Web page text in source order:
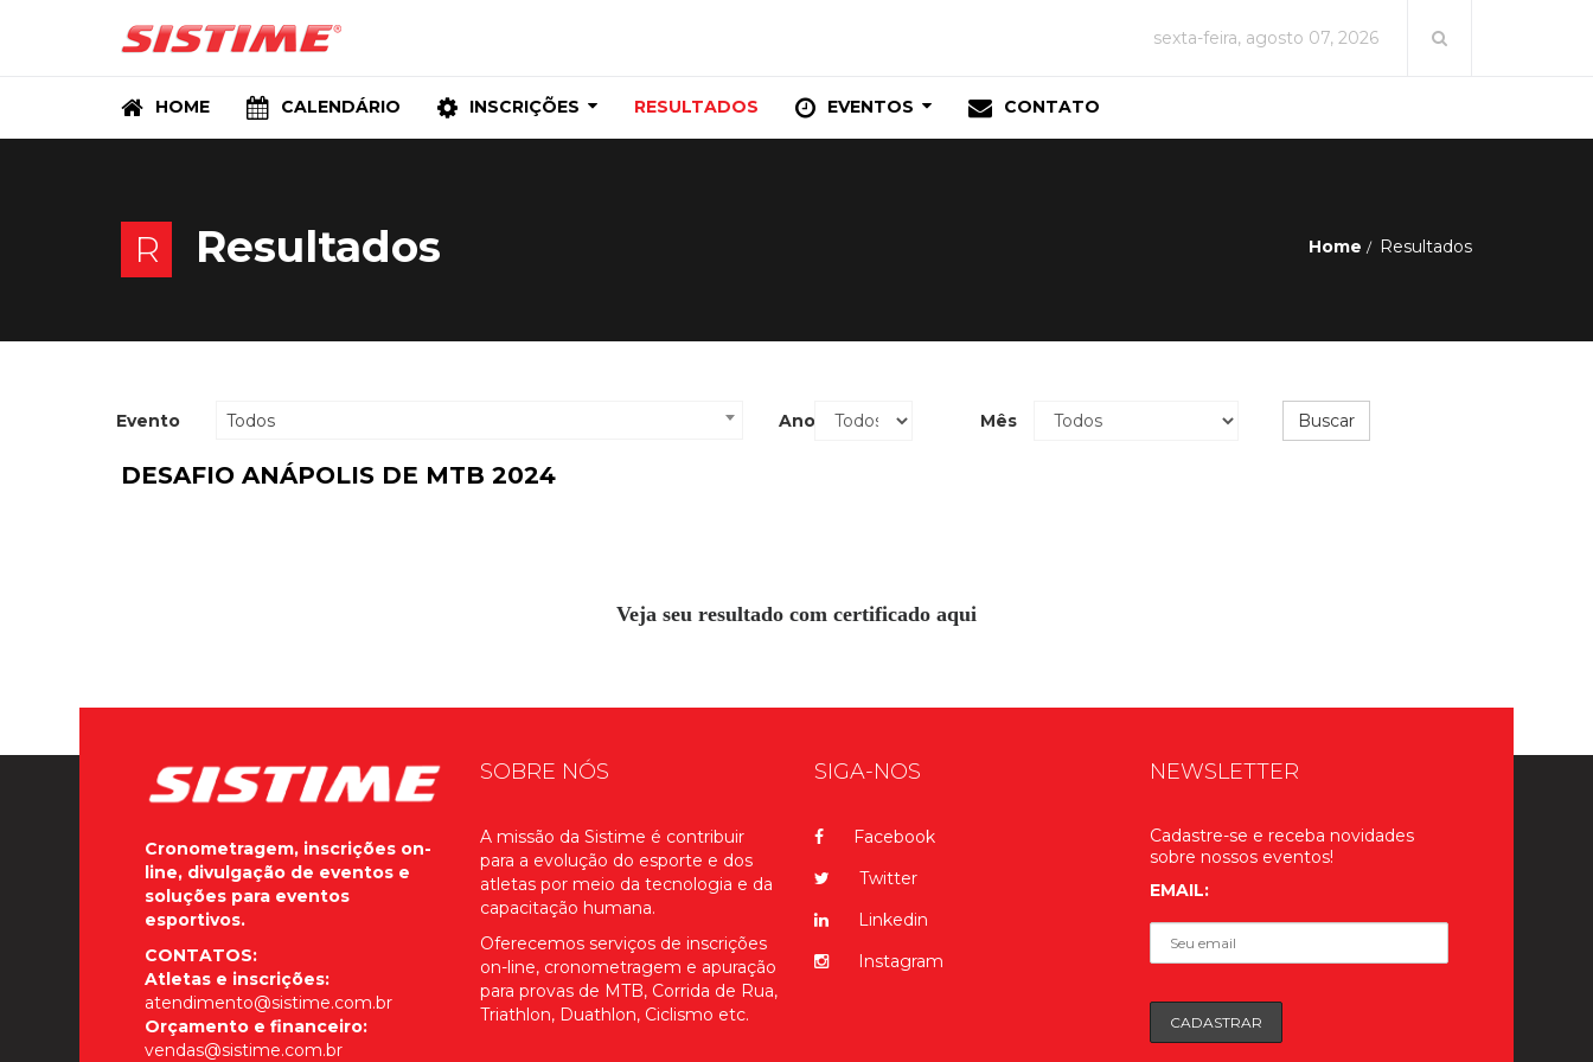
sexta-feira, agosto 07, 2026
HOME CALENDÁRIO INSCRIÇÕES RESULTADOS EVENTOS CONTATO
R Resultados Home Resultados
Evento Todos Ano Mês Buscar
DESAFIO ANÁPOLIS DE MTB 2024
Veja seu resultado com certificado aqui
Cronometragem, inscrições on-
line, divulgação de eventos e
soluções para eventos
esportivos.
CONTATOS:
Atletas e inscrições:
atendimento@sistime.com.br
Orçamento e financeiro:
vendas@sistime.com.br
SOBRE NÓS
A missão da Sistime é contribuir
para a evolução do esporte e dos
atletas por meio da tecnologia e da
capacitação humana.
Oferecemos serviços de inscrições
on-line, cronometragem e apuração
para provas de MTB, Corrida de Rua,
Triathlon, Duathlon, Ciclismo etc.
SIGA-NOS
Facebook
Twitter
Linkedin
Instagram
NEWSLETTER
Cadastre-se e receba novidades
sobre nossos eventos!
EMAIL: